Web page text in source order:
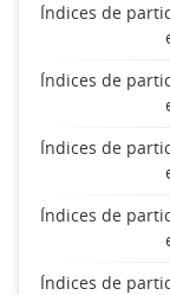
Índices de
Índices de
Índices de
Índices de
Índices de